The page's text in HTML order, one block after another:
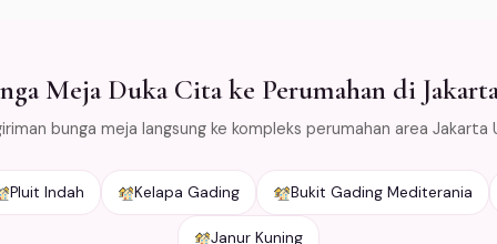
Meja Duka Cita ke Perumahan di
bunga meja langsung ke kompleks perumahan area Jakarta
Pluit Indah Kelapa Gading Bukit Gading Mediterania
Janur Kuning